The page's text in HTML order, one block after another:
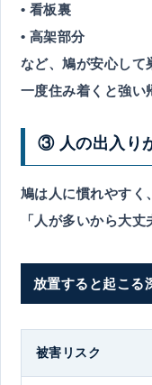
• 看板裏
• 高架部分
など、鳩が安心して
一度住み着くと強い
③ 人の出入り
鳩は人に慣れやすく
「人が多いから大
放置すると起こる
被害リスク